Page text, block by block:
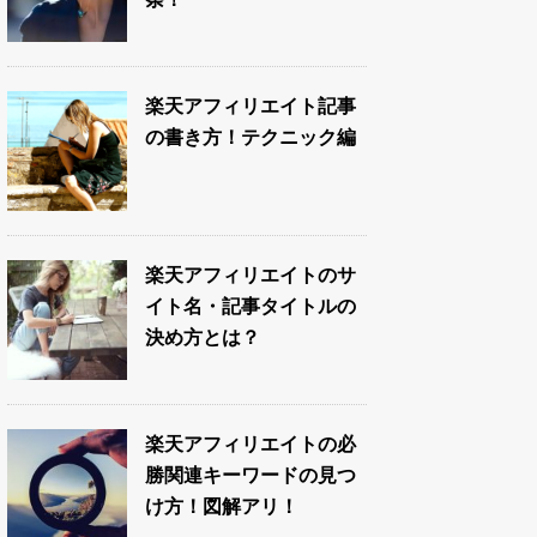
楽天アフィリエイト記事
の書き方！テクニック編
楽天アフィリエイトのサ
イト名・記事タイトルの
決め方とは？
楽天アフィリエイトの必
勝関連キーワードの見つ
け方！図解アリ！